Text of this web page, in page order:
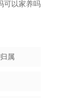
可以家养吗
属